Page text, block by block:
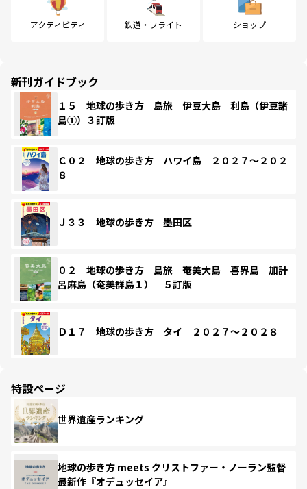
アクティビティ 鉄道・フライト ショップ
新刊ガイドブック
１５ 地球の歩き方 島旅 伊豆大島 利島（伊豆諸
島①）３訂版
Ｃ０２ 地球の歩き方 ハワイ島 ２０２７～２０２
８
Ｊ３３ 地球の歩き方 墨田区
０２ 地球の歩き方 島旅 奄美大島 喜界島 加計
呂麻島（奄美群島１） ５訂版
Ｄ１７ 地球の歩き方 タイ ２０２７～２０２８
特設ページ
世界遺産ランキング
地球の歩き方 meets クリストファー・ノーラン監督
最新作『オデュッセイア』